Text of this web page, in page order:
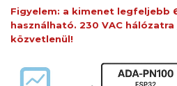
Figyelem: a kimenet legfeljebb
használható. 230 VAC hálózatra
közvetlenül!